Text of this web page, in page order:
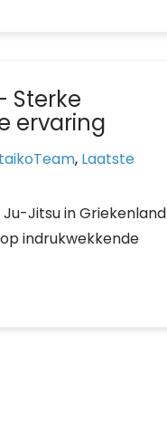
Sterke
ervaring
, Laatste
Jitsu in Griekenland
indrukwekkende